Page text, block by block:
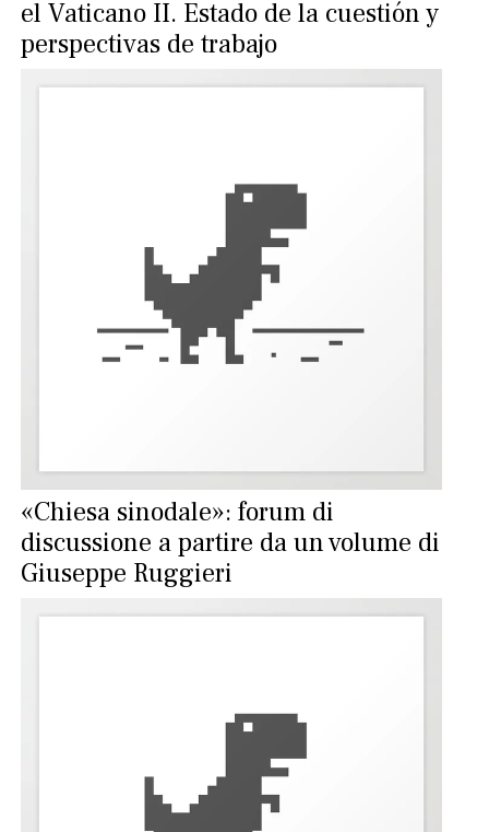
el Vaticano II. Estado de la cuestión y
perspectivas de trabajo
«Chiesa sinodale»: forum di
discussione a partire da un volume di
Giuseppe Ruggieri